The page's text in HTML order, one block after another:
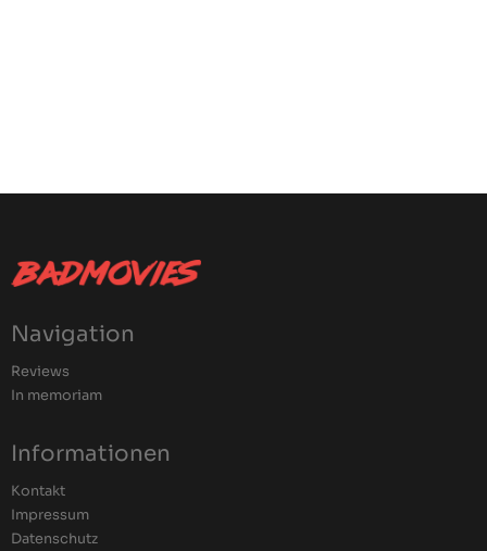
Navigation
Reviews
In memoriam
Informationen
Kontakt
Impressum
Datenschutz